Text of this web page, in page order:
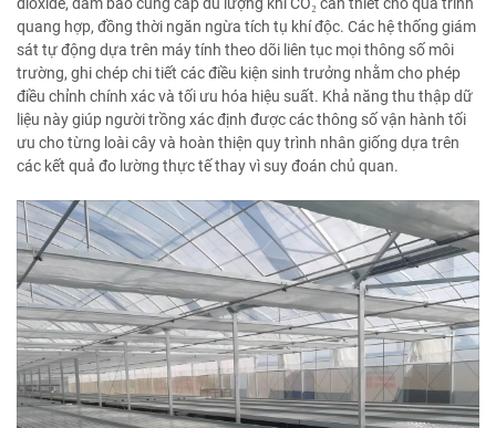
dioxide, đảm bảo cung cấp đủ lượng khí CO₂ cần thiết cho quá trình
quang hợp, đồng thời ngăn ngừa tích tụ khí độc. Các hệ thống giám
sát tự động dựa trên máy tính theo dõi liên tục mọi thông số môi
trường, ghi chép chi tiết các điều kiện sinh trưởng nhằm cho phép
điều chỉnh chính xác và tối ưu hóa hiệu suất. Khả năng thu thập dữ
liệu này giúp người trồng xác định được các thông số vận hành tối
ưu cho từng loài cây và hoàn thiện quy trình nhân giống dựa trên
các kết quả đo lường thực tế thay vì suy đoán chủ quan.